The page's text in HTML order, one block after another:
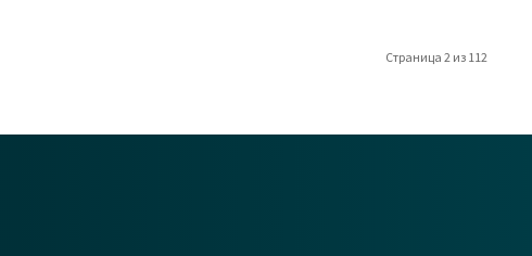
Страница 2 из 112